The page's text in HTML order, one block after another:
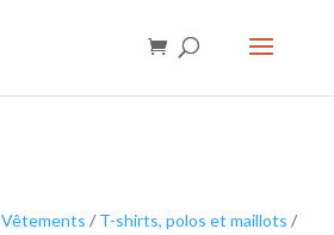
Vêtements / T-shirts, polos et maillots /